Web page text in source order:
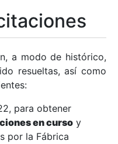
a modo de histórico,
resueltas, así como
para obtener
en curso y
por la Fábrica